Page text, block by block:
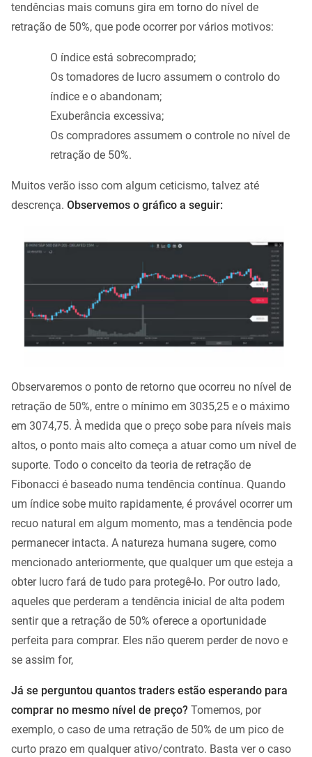
tendências mais comuns gira em torno do nível de
retração de 50%, que pode ocorrer por vários motivos:
O índice está sobrecomprado;
Os tomadores de lucro assumem o controlo do
índice e o abandonam;
Exuberância excessiva;
Os compradores assumem o controle no nível de
retração de 50%.
Muitos verão isso com algum ceticismo, talvez até
descrença. Observemos o gráfico a seguir:
Observaremos o ponto de retorno que ocorreu no nível de
retração de 50%, entre o mínimo em 3035,25 e o máximo
em 3074,75. À medida que o preço sobe para níveis mais
altos, o ponto mais alto começa a atuar como um nível de
suporte. Todo o conceito da teoria de retração de
Fibonacci é baseado numa tendência contínua. Quando
um índice sobe muito rapidamente, é provável ocorrer um
recuo natural em algum momento, mas a tendência pode
permanecer intacta. A natureza humana sugere, como
mencionado anteriormente, que qualquer um que esteja a
obter lucro fará de tudo para protegê-lo. Por outro lado,
aqueles que perderam a tendência inicial de alta podem
sentir que a retração de 50% oferece a oportunidade
perfeita para comprar. Eles não querem perder de novo e
se assim for,
Já se perguntou quantos traders estão esperando para
comprar no mesmo nível de preço? Tomemos, por
exemplo, o caso de uma retração de 50% de um pico de
curto prazo em qualquer ativo/contrato. Basta ver o caso